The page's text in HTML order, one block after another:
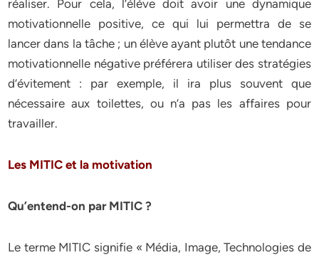
réaliser. Pour cela, l’élève doit avoir une dynamique
motivationnelle positive, ce qui lui permettra de se
lancer dans la tâche ; un élève ayant plutôt une tendance
motivationnelle négative préférera utiliser des stratégies
d’évitement : par exemple, il ira plus souvent que
nécessaire aux toilettes, ou n’a pas les affaires pour
travailler.
Les MITIC et la motivation
Qu’entend-on par MITIC ?
Le terme MITIC signifie « Média, Image, Technologies de